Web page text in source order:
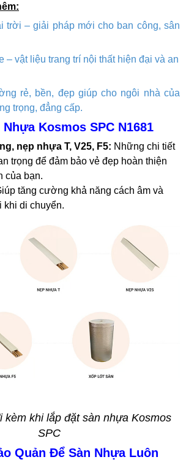
trời – giải pháp mới cho ban công, sân
– vật liệu trang trí nội thất hiện đại và an
rẻ, bền, đẹp giúp cho ngôi nhà của
trọng, đẳng cấp.
Kosmos SPC N1681
nẹp nhựa T, V25, F5: Những chi tiết
trọng để đảm bảo vẻ đẹp hoàn thiện
của bạn.
tăng cường khả năng cách âm và
khi di chuyển.
kèm khi lắp đặt sàn nhựa Kosmos
SPC
Quản Để Sàn Nhựa Luôn